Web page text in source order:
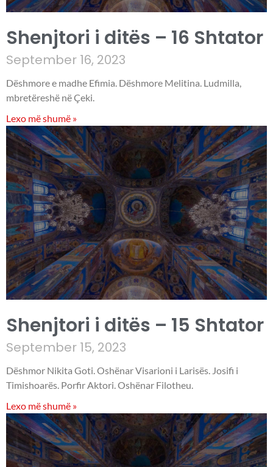
Shenjtori i ditës – 16 Shtator
September 16, 2023
Dëshmore e madhe Efimia. Dëshmore Melitina. Ludmilla,
mbretëreshë në Çeki.
Lexo më shumë »
Shenjtori i ditës – 15 Shtator
September 15, 2023
Dëshmor Nikita Goti. Oshënar Visarioni i Larisës. Josifi i
Timishoarës. Porfir Aktori. Oshënar Filotheu.
Lexo më shumë »